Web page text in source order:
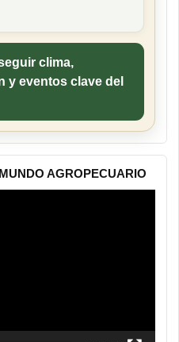
clima,
y eventos clave del
AGROPECUARIO